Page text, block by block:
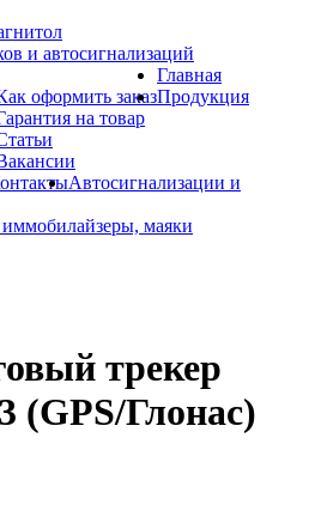
и автосигнализаций
оформить заказ
на товар
Главная
Продукция
Автосигнализации и
маяки
трекер
(GPS/Глонас)